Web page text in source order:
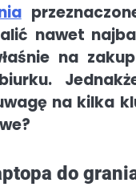
nawet
na
na kilka
do